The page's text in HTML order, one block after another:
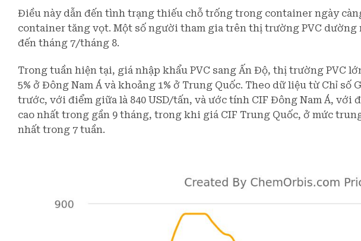
Điều này dẫn đến tình trạng thiếu chỗ trống trong container ngày
container tăng vọt. Một số người tham gia trên thị trường PVC dường
đến tháng 7/tháng 8.
Trong tuần hiện tại, giá nhập khẩu PVC sang Ấn Độ, thị trường PVC
5% ở Đông Nam Á và khoảng 1% ở Trung Quốc. Theo dữ liệu từ Chỉ
trước, với điểm giữa là 840 USD/tấn, và ước tính CIF Đông Nam Á, với
cao nhất trong gần 9 tháng, trong khi giá CIF Trung Quốc, ở mức
nhất trong 7 tuần.